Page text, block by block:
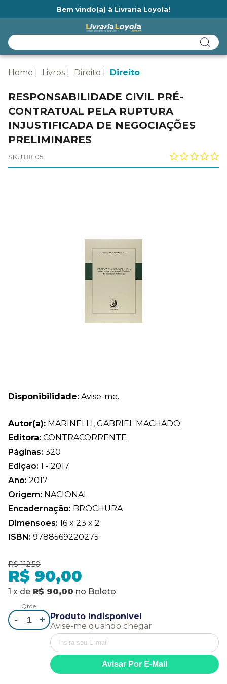
Bem vindo(a) à Livraria Loyola!
Home Livros Direito Direito
RESPONSABILIDADE CIVIL PRÉ-
CONTRATUAL PELA RUPTURA
INJUSTIFICADA DE NEGOCIAÇÕES
PRELIMINARES
SKU 88105
Disponibilidade: Avise-me.
Autor(a): MARINELLI, GABRIEL MACHADO
Editora: CONTRACORRENTE
Páginas: 320
Edição: 1 - 2017
Ano: 2017
Origem: NACIONAL
Encadernação: BROCHURA
Dimensões: 16 x 23 x 2
ISBN: 9788569220275
R$ 112,50
R$ 90,00
1 x de R$ 90,00 no Boleto
Qtde.
- +
Produto Indisponível
Avise-me quando chegar